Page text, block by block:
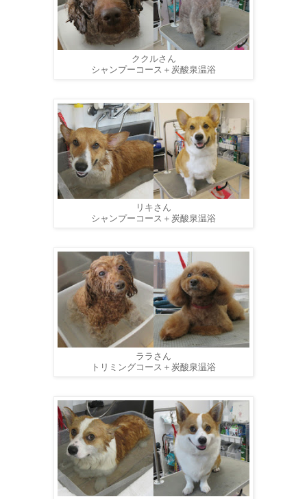
ククルさん
シャンプーコース＋炭酸泉温浴
リキさん
シャンプーコース＋炭酸泉温浴
ララさん
トリミングコース＋炭酸泉温浴